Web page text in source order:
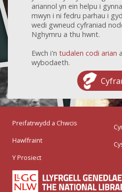
ariannol yn ein helpu i
mwyn i ni fedru parhau i
wedi gwneud cyfraniad
Nghymru a thu hwnt.
Ewch i'n tudalen codi arian
wybodaeth.
Preifatrwydd a Chwcis
Hawlfraint
Y Prosiect